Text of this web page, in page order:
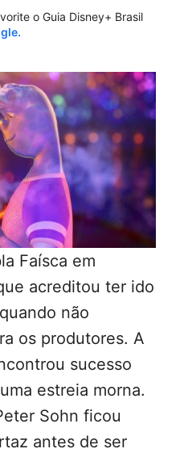
o Guia Disney+ Brasil
Faísca em
acreditou ter ido
não
os produtores. A
sucesso
estreia morna.
Sohn ficou
antes de ser